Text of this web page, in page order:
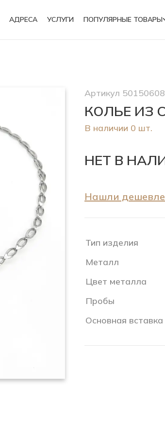
АДРЕСА УСЛУГИ ПОПУЛЯРНЫЕ ТОВАРЫ
Броши
Артикул
КОЛЬЕ ИЗ
В наличии 0 шт.
НЕТ В
Нашли
Тип изделия
Металл
Цвет металла
Пробы
Основная вставка